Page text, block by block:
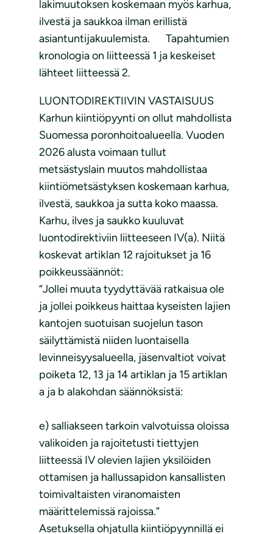
lakimuutoksen koskemaan myös karhua,
ilvestä ja saukkoa ilman erillistä
asiantuntijakuulemista. Tapahtumien
kronologia on liitteessä 1 ja keskeiset
lähteet liitteessä 2.
LUONTODIREKTIIVIN VASTAISUUS
Karhun kiintiöpyynti on ollut mahdollista
Suomessa poronhoitoalueella. Vuoden
2026 alusta voimaan tullut
metsästyslain muutos mahdollistaa
kiintiömetsästyksen koskemaan karhua,
ilvestä, saukkoa ja sutta koko maassa.
Karhu, ilves ja saukko kuuluvat
luontodirektiviin liitteeseen IV(a). Niitä
koskevat artiklan 12 rajoitukset ja 16
poikkeussäännöt:
“Jollei muuta tyydyttävää ratkaisua ole
ja jollei poikkeus haittaa kyseisten lajien
kantojen suotuisan suojelun tason
säilyttämistä niiden luontaisella
levinneisyysalueella, jäsenvaltiot voivat
poiketa 12, 13 ja 14 artiklan ja 15 artiklan
a ja b alakohdan säännöksistä:
e) salliakseen tarkoin valvotuissa oloissa
valikoiden ja rajoitetusti tiettyjen
liitteessä IV olevien lajien yksilöiden
ottamisen ja hallussapidon kansallisten
toimivaltaisten viranomaisten
määrittelemissä rajoissa.”
Asetuksella ohjatulla kiintiöpyynnillä ei